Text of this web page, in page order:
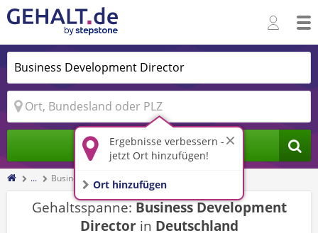
Ergebnisse verbessern -
jetzt Ort hinzufügen!
Ort hinzufügen
Jobs finden
... Business Development Director
Gehaltsspanne:Business Development
Directorin Deutschland